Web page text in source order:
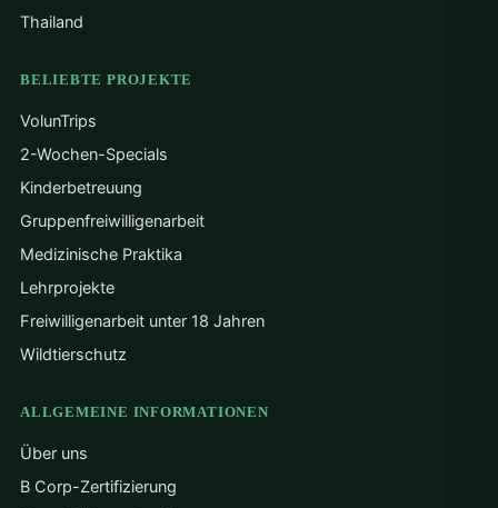
Thailand
BELIEBTE PROJEKTE
VolunTrips
2-Wochen-Specials
Kinderbetreuung
Gruppenfreiwilligenarbeit
Medizinische Praktika
Lehrprojekte
Freiwilligenarbeit unter 18 Jahren
Wildtierschutz
ALLGEMEINE INFORMATIONEN
Über uns
B Corp-Zertifizierung